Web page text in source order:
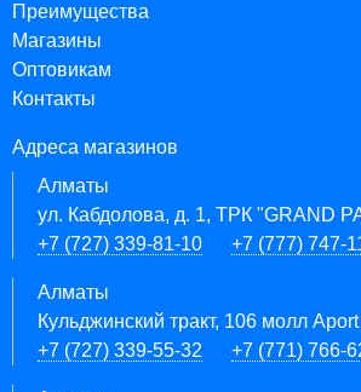
Преимущества
Магазины
Оптовикам
Контакты
Адреса магазинов
Алматы
ул. Кабдолова, д. 1, ТРК "GRAND
+7 (727) 339-81-10
+7 (777) 747-
Алматы
Кульджинский тракт, 106 молл
+7 (727) 339-55-32
+7 (771) 766-